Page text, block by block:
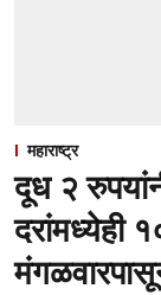
महाराष्ट्र
दूध २
दरांमध्येही